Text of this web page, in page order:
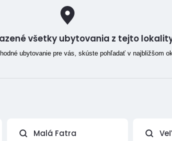
všetky ubytovania z tejto
ubytovanie pre vás, skúste pohľadať v najbližšom
Malá Fatra